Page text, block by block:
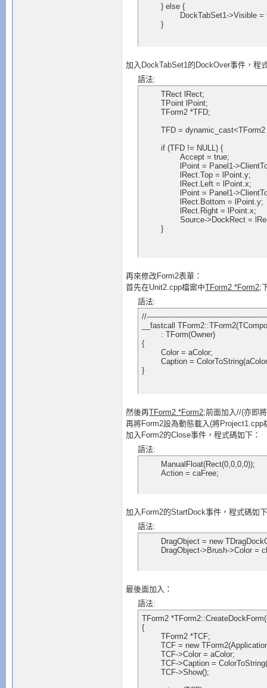
	}
加入DockTabSet1的DockOver事件，程
語法:
	}
再來修改Form2表單：
首先在Unit2.cpp檔案中TForm2 *Form2;
語法:
__fastcall
{
}
然後再TForm2 *Form2;前面加入//(亦即將
再將Form2設為動態載入(將Project1.cpp
加入Form2的Close事件，程式碼如下：
語法:
	Action = caFree;
加入Form2的StartDock事件，程式碼如
語法:
DragObject->Brush->Color =
最後面加入：
語法:
TForm2
{